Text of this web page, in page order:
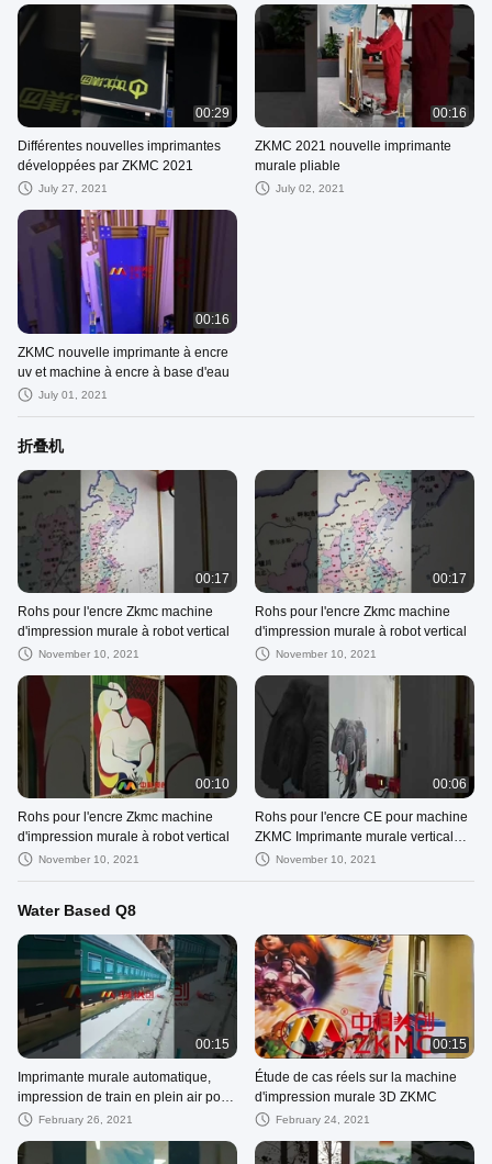
00:29
Différentes nouvelles imprimantes
développées par ZKMC 2021
July 27, 2021
00:16
ZKMC 2021 nouvelle imprimante
murale pliable
July 02, 2021
00:16
ZKMC nouvelle imprimante à encre
uv et machine à encre à base d'eau
July 01, 2021
折叠机
00:17
Rohs pour l'encre Zkmc machine
d'impression murale à robot vertical
November 10, 2021
00:17
Rohs pour l'encre Zkmc machine
d'impression murale à robot vertical
November 10, 2021
00:10
Rohs pour l'encre Zkmc machine
d'impression murale à robot vertical
November 10, 2021
00:06
Rohs pour l'encre CE pour machine
ZKMC Imprimante murale verticale
Robot d'impression
November 10, 2021
Water Based Q8
00:15
Imprimante murale automatique,
impression de train en plein air pour
vous ramener à la maison
February 26, 2021
00:15
Étude de cas réels sur la machine
d'impression murale 3D ZKMC
February 24, 2021